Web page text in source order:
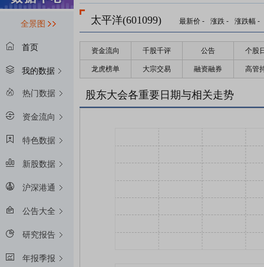
全景图
首页
我的数据
热门数据
资金流向
特色数据
新股数据
沪深港通
公告大全
研究报告
年报季报
太平洋(601099) 最新价 - 涨跌 - 涨跌幅 -
资金流向 千股千评 公告 个股
龙虎榜单 大宗交易 融资融券 高管
股东大会各重要日期与相关走势